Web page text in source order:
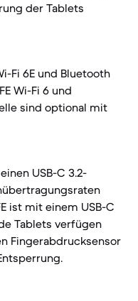
der Tablets
Fi 6E und Bluetooth
Wi-Fi 6 und
sind optional mit
USB-C 3.2-
ist mit einem USB-C
Tablets verfügen
Fingerabdrucksensor